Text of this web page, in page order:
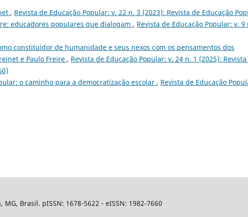
, Revista de Educação Popular: v. 22 n. 3 (2023): Revista de Educação
educadores populares que dialogam , Revista de Educação Popular: v. 9
constituidor de humanidade e seus nexos com os pensamentos dos
e Paulo Freire , Revista de Educação Popular: v. 24 n. 1 (2025):
o caminho para a democratização escolar , Revista de Educação
MG, Brasil. pISSN: 1678-5622 - eISSN: 1982-7660